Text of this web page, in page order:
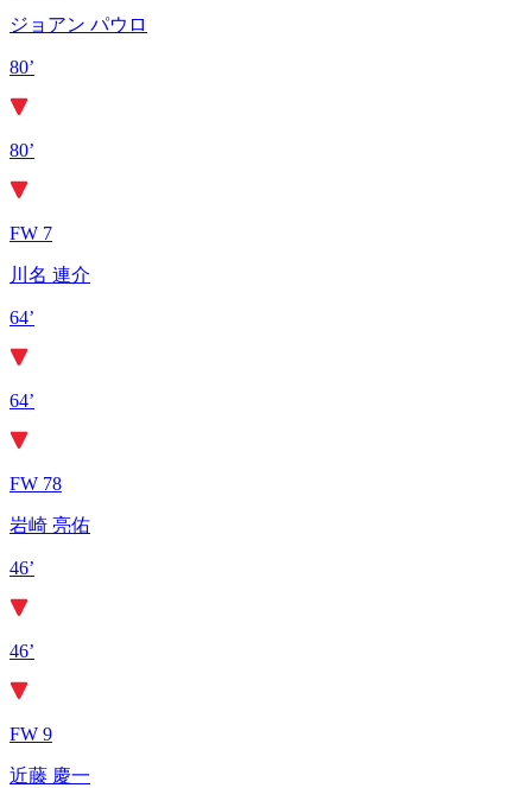
ジョアン パウロ
80’
80’
FW 7
川名 連介
64’
64’
FW 78
岩崎 亮佑
46’
46’
FW 9
近藤 慶一